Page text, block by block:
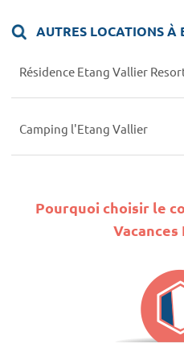
AUTRES LOCATIONS À
Résidence Etang Vallier
Camping l'Etang Vallier
Pourquoi choisir le
Vacances